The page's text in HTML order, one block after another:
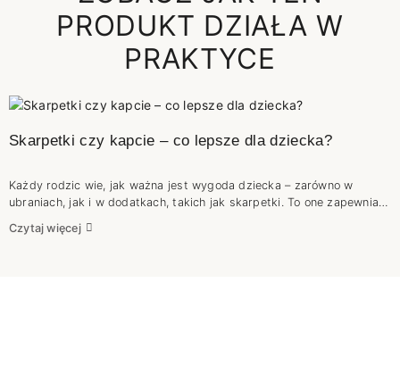
PRODUKT DZIAŁA W
PRAKTYCE
Skarpetki czy kapcie – co lepsze dla dziecka?
Każdy rodzic wie, jak ważna jest wygoda dziecka – zarówno w
ubraniach, jak i w dodatkach, takich jak skarpetki. To one zapewniają
swobodnie odkrywać świat.
Czytaj więcej